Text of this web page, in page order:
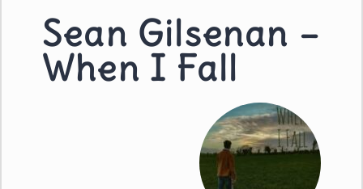
Sean Gilsenan –
When I Fall